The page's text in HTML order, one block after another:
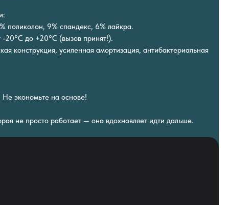
поликолон, 9% спандекс, 6% лайкра.
до +20°C (вызов принят!).
конструкция, усиленная амортизация, антибактериальная
экономьте на основе!
не просто работает — она вдохновляет идти дальше.